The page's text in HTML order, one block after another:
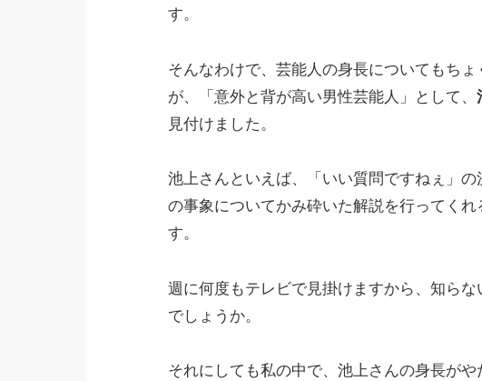
す。
そんなわけで、芸能人の身長についてもち
が、「意外と背が高い男性芸能人」として、
見付けました。
池上さんといえば、「いい質問ですねぇ」
の事象についてかみ砕いた解説を行ってく
す。
週に何度もテレビで見掛けますから、知ら
でしょうか。
それにしても私の中で、池上さんの身長が